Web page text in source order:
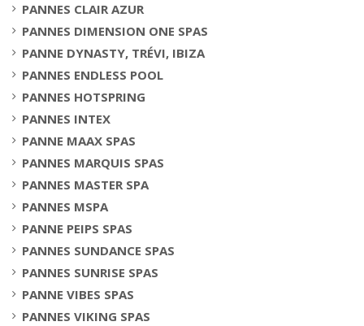
PANNES CLAIR AZUR
PANNES DIMENSION ONE SPAS
PANNE DYNASTY, TRÉVI, IBIZA
PANNES ENDLESS POOL
PANNES HOTSPRING
PANNES INTEX
PANNE MAAX SPAS
PANNES MARQUIS SPAS
PANNES MASTER SPA
PANNES MSPA
PANNE PEIPS SPAS
PANNES SUNDANCE SPAS
PANNES SUNRISE SPAS
PANNE VIBES SPAS
PANNES VIKING SPAS